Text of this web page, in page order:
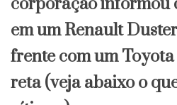
em um Renault
frente com um
reta (veja abaixo o